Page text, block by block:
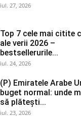
iul. 27, 2026
Top 7 cele mai citite
ale verii 2026 –
bestsellerurile...
iul. 24, 2026
(P) Emiratele Arabe
buget normal: unde
să plătești...
iul. 23, 2026